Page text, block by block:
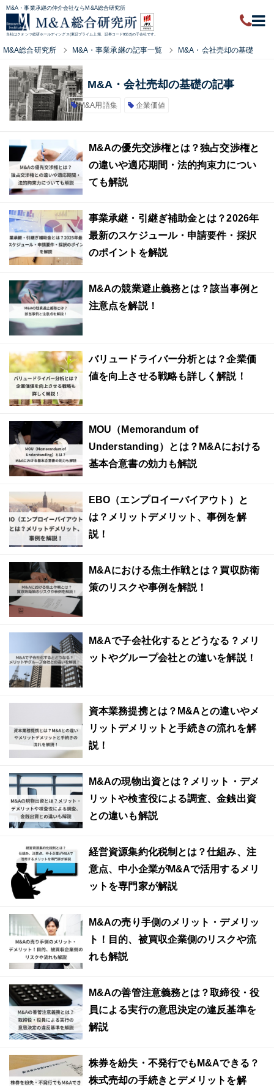
M&A・事業承継の仲介会社ならM&A総合研究所
当社はクオンツ総研ホールディングス(東証プライム上場、証券コード9552)の子会社です。
M&A総合研究所 M&A・事業承継の記事一覧 M&A・会社売却の基礎
M&A・会社売却の基礎の記事
M&A用語集 企業価値
M&Aの優先交渉権とは？独占交渉権と
の違いや適応期間・法的拘束力につい
ても解説
事業承継・引継ぎ補助金とは？2026年
最新のスケジュール・申請要件・採択
のポイントを解説
M&Aの競業避止義務とは？該当事例と
注意点を解説！
バリュードライバー分析とは？企業価
値を向上させる戦略も詳しく解説！
MOU（Memorandum of
Understanding）とは？M&Aにおける
基本合意書の効力も解説
EBO（エンプロイーバイアウト）と
は？メリットデメリット、事例を解
説！
M&Aにおける焦土作戦とは？買収防衛
策のリスクや事例を解説！
M&Aで子会社化するとどうなる？メリ
ットやグループ会社との違いを解説！
資本業務提携とは？M&Aとの違いやメ
リットデメリットと手続きの流れを解
説！
M&Aの現物出資とは？メリット・デメ
リットや検査役による調査、金銭出資
との違いも解説
経営資源集約化税制とは？仕組み、注
意点、中小企業がM&Aで活用するメリ
ットを専門家が解説
M&Aの売り手側のメリット・デメリッ
ト！目的、被買収企業側のリスクや流
れも解説
M&Aの善管注意義務とは？取締役・役
員による実行の意思決定の違反基準を
解説
株券を紛失・不発行でもM&Aできる？
株式売却の手続きとデメリットを解